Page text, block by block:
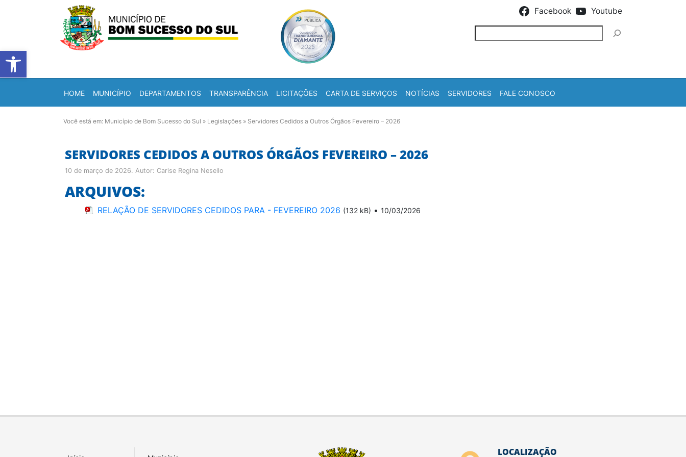
Barra de Ferramentas Aberta
Facebook Youtube
HOME MUNICÍPIO DEPARTAMENTOS TRANSPARÊNCIA LICITAÇÕES CARTA DE SERVIÇOS NOTÍCIAS SERVIDORES FALE CONOSCO
Você está em: Município de Bom Sucesso do Sul » Legislações » Servidores Cedidos a Outros Órgãos Fevereiro – 2026
SERVIDORES CEDIDOS A OUTROS ÓRGÃOS FEVEREIRO – 2026
10 de março de 2026. Autor: Carise Regina Nesello
ARQUIVOS:
RELAÇÃO DE SERVIDORES CEDIDOS PARA - FEVEREIRO 2026 (132 kB) • 10/03/2026
LOCALIZAÇÃO